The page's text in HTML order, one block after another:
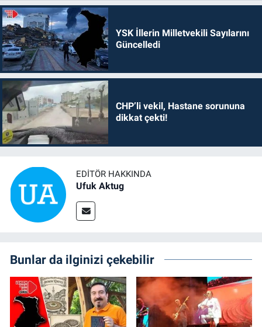
YSK İllerin Milletvekili Sayılarını
Güncelledi
CHP’li vekil, Hastane sorununa
dikkat çekti!
EDITÖR HAKKINDA
Ufuk Aktug
Bunlar da ilginizi çekebilir